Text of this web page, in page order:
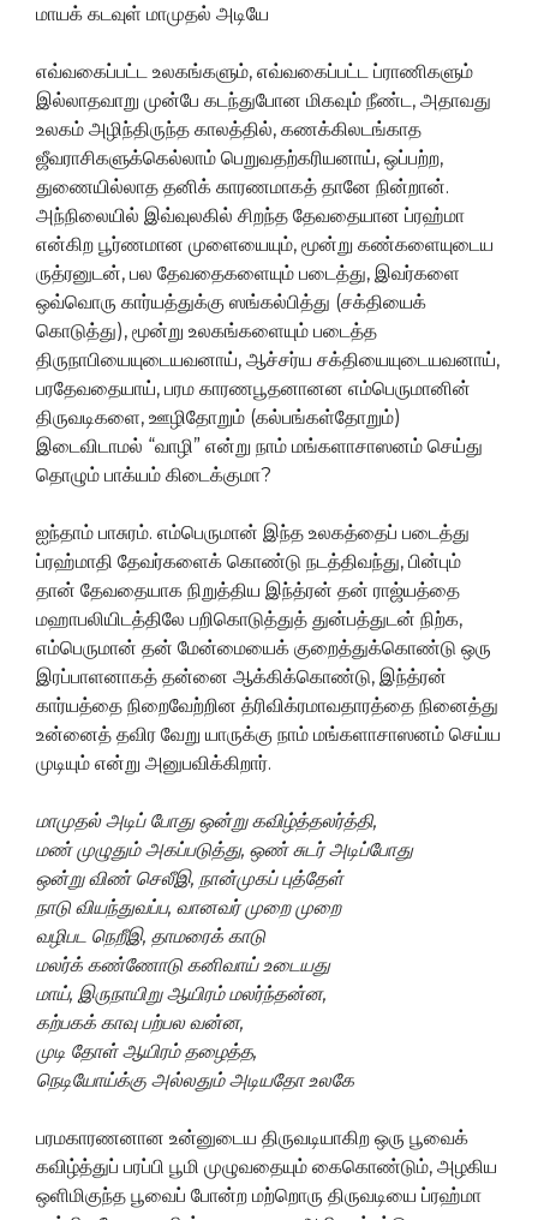
மாயக் கடவுள் மாமுதல் அடியே
எவ்வகைப்பட்ட உலகங்களும், எவ்வகைப்பட்ட ப்ராணிகளும்
இல்லாதவாறு முன்பே கடந்துபோன மிகவும் நீண்ட, அதாவது
உலகம் அழிந்திருந்த காலத்தில், கணக்கிலடங்காத
ஜீவராசிகளுக்கெல்லாம் பெறுவதற்கரியனாய், ஒப்பற்ற,
துணையில்லாத தனிக் காரணமாகத் தானே நின்றான்.
அந்நிலையில் இவ்வுலகில் சிறந்த தேவதையான ப்ரஹ்மா
என்கிற பூர்ணமான முளையையும், மூன்று கண்களையுடைய
ருத்ரனுடன், பல தேவதைகளையும் படைத்து, இவர்களை
ஒவ்வொரு கார்யத்துக்கு ஸங்கல்பித்து (சக்தியைக்
கொடுத்து), மூன்று உலகங்களையும் படைத்த
திருநாபியையுடையவனாய், ஆச்சர்ய சக்தியையுடையவனாய்,
பரதேவதையாய், பரம காரணபூதனானன எம்பெருமானின்
திருவடிகளை, ஊழிதோறும் (கல்பங்கள்தோறும்)
இடைவிடாமல் “வாழி” என்று நாம் மங்களாசாஸனம் செய்து
தொழும் பாக்யம் கிடைக்குமா?
ஐந்தாம் பாசுரம். எம்பெருமான் இந்த உலகத்தைப் படைத்து
ப்ரஹ்மாதி தேவர்களைக் கொண்டு நடத்திவந்து, பின்பும்
தான் தேவதையாக நிறுத்திய இந்த்ரன் தன் ராஜ்யத்தை
மஹாபலியிடத்திலே பறிகொடுத்துத் துன்பத்துடன் நிற்க,
எம்பெருமான் தன் மேன்மையைக் குறைத்துக்கொண்டு ஒரு
இரப்பாளனாகத் தன்னை ஆக்கிக்கொண்டு, இந்த்ரன்
கார்யத்தை நிறைவேற்றின த்ரிவிக்ரமாவதாரத்தை நினைத்து
உன்னைத் தவிர வேறு யாருக்கு நாம் மங்களாசாஸனம் செய்ய
முடியும் என்று அனுபவிக்கிறார்.
மாமுதல் அடிப் போது ஒன்று கவிழ்த்தலர்த்தி,
மண் முழுதும் அகப்படுத்து, ஒண் சுடர் அடிப்போது
ஒன்று விண் செலீஇ, நான்முகப் புத்தேள்
நாடு வியந்துவப்ப, வானவர் முறை முறை
வழிபட நெறீஇ, தாமரைக் காடு
மலர்க் கண்ணோடு கனிவாய் உடையது
மாய், இருநாயிறு ஆயிரம் மலர்ந்தன்ன,
கற்பகக் காவு பற்பல வன்ன,
முடி தோள் ஆயிரம் தழைத்த,
நெடியோய்க்கு அல்லதும் அடியதோ உலகே
பரமகாரணனான உன்னுடைய திருவடியாகிற ஒரு பூவைக்
கவிழ்த்துப் பரப்பி பூமி முழுவதையும் கைகொண்டும், அழகிய
ஒளிமிகுந்த பூவைப் போன்ற மற்றொரு திருவடியை ப்ரஹ்மா